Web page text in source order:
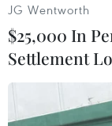
06/08/2026 04:38
JG Wentworth
$25,000 In
Settlement